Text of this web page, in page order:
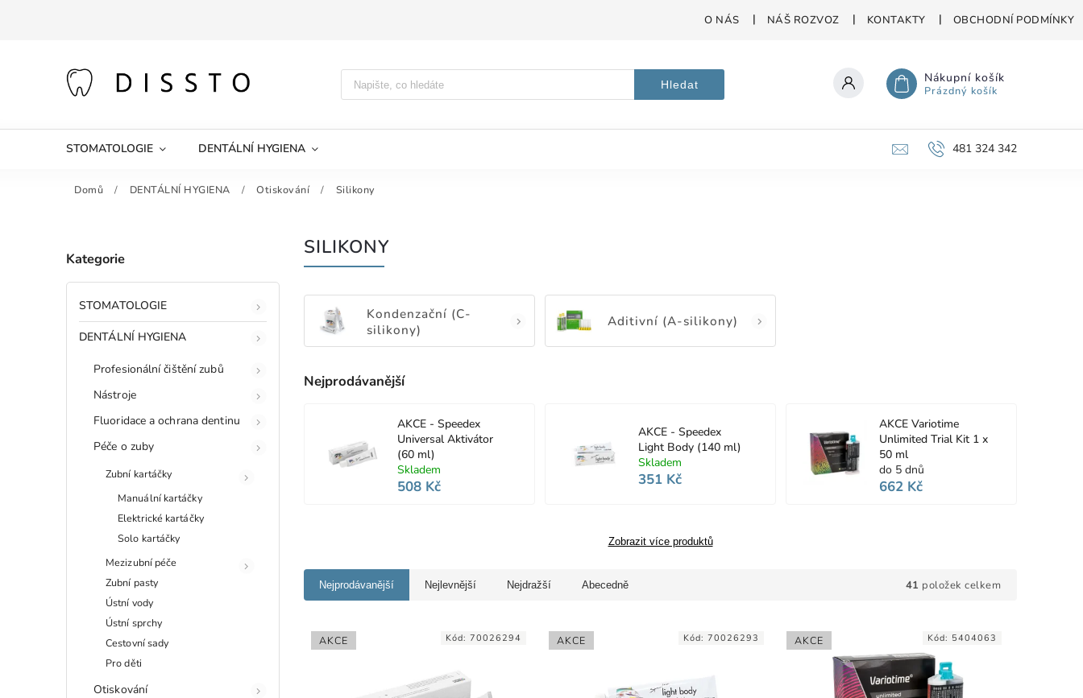
O NÁS NÁŠ ROZVOZ KONTAKTY OBCHODNÍ PODMÍNKY
Hledat Nákupní košík
Prázdný košík
STOMATOLOGIE DENTÁLNÍ HYGIENA 481 324 342
Domů / DENTÁLNÍ HYGIENA / Otiskování / Silikony
Kategorie
STOMATOLOGIE
DENTÁLNÍ HYGIENA
Profesionální čištění zubů
Nástroje
Fluoridace a ochrana dentinu
Péče o zuby
Zubní kartáčky
Manuální kartáčky
Elektrické kartáčky
Solo kartáčky
Mezizubní péče
Zubní pasty
Ústní vody
Ústní sprchy
Cestovní sady
Pro děti
Otiskování
SILIKONY
Kondenzační (C-
silikony)
Aditivní (A-silikony)
Nejprodávanější
AKCE - Speedex
Universal Aktivátor
(60 ml)
Skladem
508 Kč
AKCE - Speedex
Light Body (140 ml)
Skladem
351 Kč
AKCE Variotime
Unlimited Trial Kit 1 x
50 ml
do 5 dnů
662 Kč
Zobrazit více produktů
Nejprodávanější Nejlevnější Nejdražší Abecedně 41 položek celkem
AKCE Kód:70026294 AKCE Kód:70026293 AKCE Kód: 5404063